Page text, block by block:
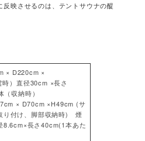
映させるのは、テントサウナの醍
× D220cm ×
）直径30cm ×長さ
収納時）
× D70cm ×H49cm (サ
り付け、脚部収納時) 煙
8.6cm×長さ40cm(1本あた